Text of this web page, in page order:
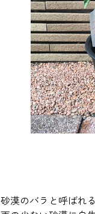
砂漠のバラと呼ばれ